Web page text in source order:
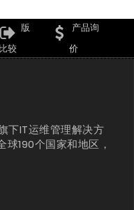
版
较
产品询
价
IT运维管理解决方
190个国家和地区，